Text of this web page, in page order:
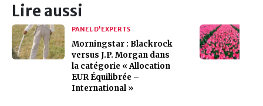
Lire aussi
PANEL D'EXPERTS
Morningstar : Blackrock
versus J.P. Morgan dans
la catégorie « Allocation
EUR Équilibrée –
International »